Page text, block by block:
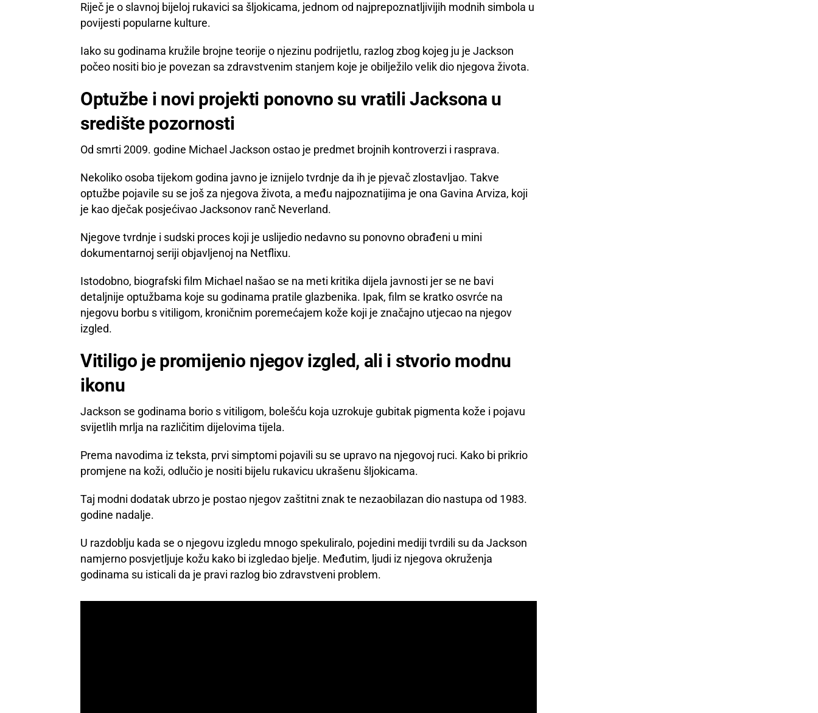
Riječ je o slavnoj bijeloj rukavici sa šljokicama, jednom od najprepoznatljivijih modnih simbola u
povijesti popularne kulture.
Iako su godinama kružile brojne teorije o njezinu podrijetlu, razlog zbog kojeg ju je Jackson
počeo nositi bio je povezan sa zdravstvenim stanjem koje je obilježilo velik dio njegova života.
Optužbe i novi projekti ponovno su vratili Jacksona u
središte pozornosti
Od smrti 2009. godine Michael Jackson ostao je predmet brojnih kontroverzi i rasprava.
Nekoliko osoba tijekom godina javno je iznijelo tvrdnje da ih je pjevač zlostavljao. Takve
optužbe pojavile su se još za njegova života, a među najpoznatijima je ona Gavina Arviza, koji
je kao dječak posjećivao Jacksonov ranč Neverland.
Njegove tvrdnje i sudski proces koji je uslijedio nedavno su ponovno obrađeni u mini
dokumentarnoj seriji objavljenoj na Netflixu.
Istodobno, biografski film Michael našao se na meti kritika dijela javnosti jer se ne bavi
detaljnije optužbama koje su godinama pratile glazbenika. Ipak, film se kratko osvrće na
njegovu borbu s vitiligom, kroničnim poremećajem kože koji je značajno utjecao na njegov
izgled.
Vitiligo je promijenio njegov izgled, ali i stvorio modnu
ikonu
Jackson se godinama borio s vitiligom, bolešću koja uzrokuje gubitak pigmenta kože i pojavu
svijetlih mrlja na različitim dijelovima tijela.
Prema navodima iz teksta, prvi simptomi pojavili su se upravo na njegovoj ruci. Kako bi prikrio
promjene na koži, odlučio je nositi bijelu rukavicu ukrašenu šljokicama.
Taj modni dodatak ubrzo je postao njegov zaštitni znak te nezaobilazan dio nastupa od 1983.
godine nadalje.
U razdoblju kada se o njegovu izgledu mnogo spekuliralo, pojedini mediji tvrdili su da Jackson
namjerno posvjetljuje kožu kako bi izgledao bjelje. Međutim, ljudi iz njegova okruženja
godinama su isticali da je pravi razlog bio zdravstveni problem.